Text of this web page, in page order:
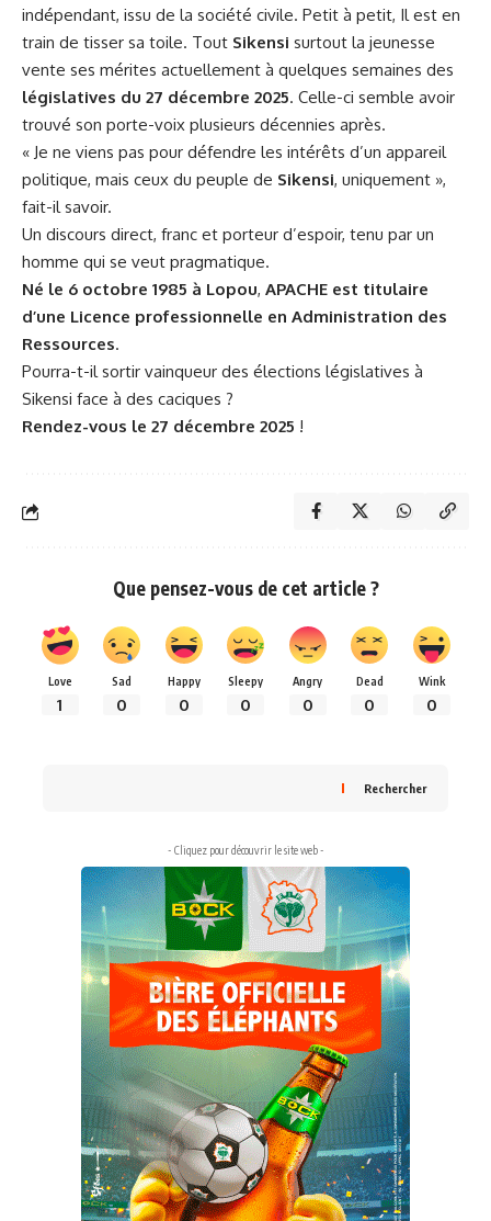
indépendant, issu de la société civile. Petit à petit, Il est en
train de tisser sa toile. Tout Sikensi surtout la jeunesse
vente ses mérites actuellement à quelques semaines des
législatives du 27 décembre 2025. Celle-ci semble avoir
trouvé son porte-voix plusieurs décennies après.
« Je ne viens pas pour défendre les intérêts d’un appareil
politique, mais ceux du peuple de Sikensi, uniquement »,
fait-il savoir.
Un discours direct, franc et porteur d’espoir, tenu par un
homme qui se veut pragmatique.
Né le 6 octobre 1985 à Lopou, APACHE est titulaire
d’une Licence professionnelle en Administration des
Ressources.
Pourra-t-il sortir vainqueur des élections législatives à
Sikensi face à des caciques ?
Rendez-vous le 27 décembre 2025 !
Que pensez-vous de cet article ?
Love
1
Sad
0
Happy
0
Sleepy
0
Angry
0
Dead
0
Wink
0
Rechercher
- Cliquez pour découvrir le site web -